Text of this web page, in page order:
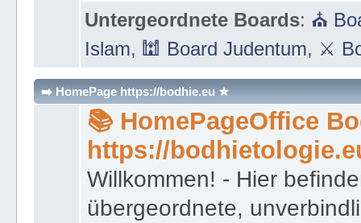
Natur" zu erlangen.
Untergeordnete Boards:⛪
Islam,🕍 Board Judentum,⚔
➡️ HomePage https://bodhie.eu ★
📚 HomePageOffice
https://
Willkommen! - Hier